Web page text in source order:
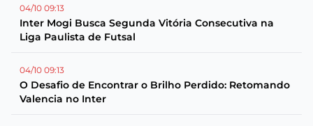
04/10 09:13
Inter Mogi Busca Segunda Vitória Consecutiva na
Liga Paulista de Futsal
04/10 09:13
O Desafio de Encontrar o Brilho Perdido: Retomando
Valencia no Inter